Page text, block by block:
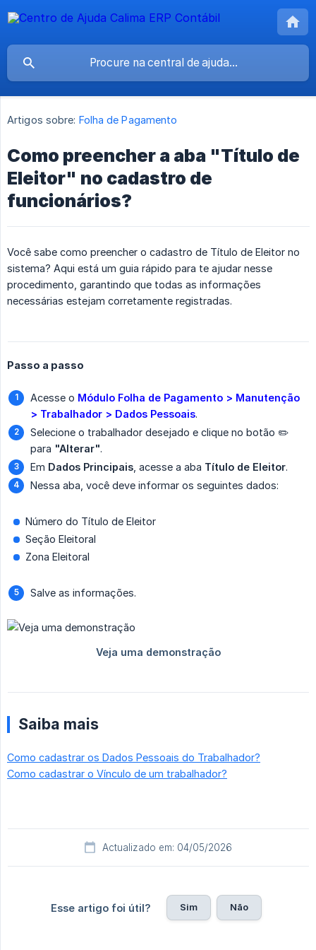
Artigos sobre: Folha de Pagamento
Como preencher a aba "Título de
Eleitor" no cadastro de
funcionários?
Você sabe como preencher o cadastro de Título de Eleitor no
sistema? Aqui está um guia rápido para te ajudar nesse
procedimento, garantindo que todas as informações
necessárias estejam corretamente registradas.
Passo a passo
Acesse o Módulo Folha de Pagamento > Manutenção
> Trabalhador > Dados Pessoais.
Selecione o trabalhador desejado e clique no botão ✏️
para "Alterar".
Em Dados Principais , acesse a aba Título de Eleitor.
Nessa aba, você deve informar os seguintes dados:
Número do Título de Eleitor
Seção Eleitoral
Zona Eleitoral
Salve as informações.
Saiba mais
Como cadastrar os Dados Pessoais do Trabalhador?
Como cadastrar o Vínculo de um trabalhador?
Actualizado em: 04/05/2026
Esse artigo foi útil? Sim Não